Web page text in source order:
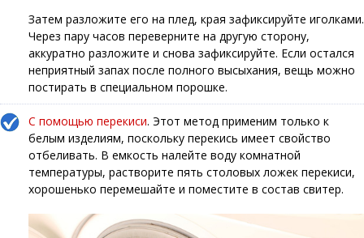
Затем разложите его на плед, края зафиксируйте иголками.
Через пару часов переверните на другую сторону,
аккуратно разложите и снова зафиксируйте. Если остался
неприятный запах после полного высыхания, вещь можно
постирать в специальном порошке.
С помощью перекиси. Этот метод применим только к
белым изделиям, поскольку перекись имеет свойство
отбеливать. В емкость налейте воду комнатной
температуры, растворите пять столовых ложек перекиси,
хорошенько перемешайте и поместите в состав свитер.